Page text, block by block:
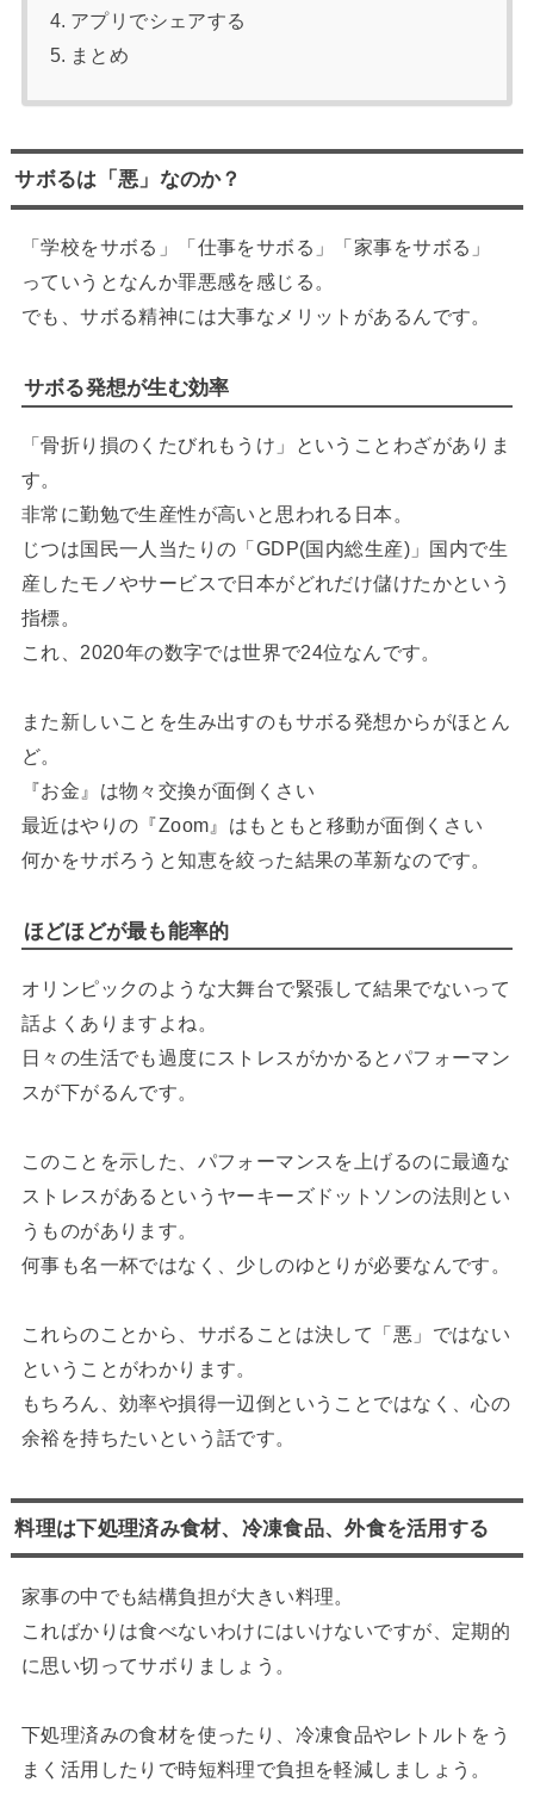
アプリでシェアする
まとめ
サボるは「悪」なのか？
「学校をサボる」「仕事をサボる」「家事をサボる」
っていうとなんか罪悪感を感じる。
でも、サボる精神には大事なメリットがあるんです。
サボる発想が生む効率
「骨折り損のくたびれもうけ」ということわざがありま
す。
非常に勤勉で生産性が高いと思われる日本。
じつは国民一人当たりの「GDP(国内総生産)」国内で生
産したモノやサービスで日本がどれだけ儲けたかという
指標。
これ、2020年の数字では世界で24位なんです。
また新しいことを生み出すのもサボる発想からがほとん
ど。
『お金』は物々交換が面倒くさい
最近はやりの『Zoom』はもともと移動が面倒くさい
何かをサボろうと知恵を絞った結果の革新なのです。
ほどほどが最も能率的
オリンピックのような大舞台で緊張して結果でないって
話よくありますよね。
日々の生活でも過度にストレスがかかるとパフォーマン
スが下がるんです。
このことを示した、パフォーマンスを上げるのに最適な
ストレスがあるというヤーキーズドットソンの法則とい
うものがあります。
何事も名一杯ではなく、少しのゆとりが必要なんです。
これらのことから、サボることは決して「悪」ではない
ということがわかります。
もちろん、効率や損得一辺倒ということではなく、心の
余裕を持ちたいという話です。
料理は下処理済み食材、冷凍食品、外食を活用する
家事の中でも結構負担が大きい料理。
こればかりは食べないわけにはいけないですが、定期的
に思い切ってサボりましょう。
下処理済みの食材を使ったり、冷凍食品やレトルトをう
まく活用したりで時短料理で負担を軽減しましょう。